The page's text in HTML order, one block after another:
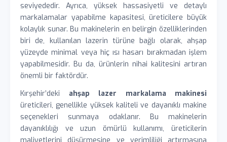
seviyededir. Ayrıca, yüksek hassasiyetli ve detaylı
markalamalar yapabilme kapasitesi, üreticilere büyük
kolaylık sunar. Bu makinelerin en belirgin özelliklerinden
biri de, kullanılan lazerin türüne bağlı olarak, ahşap
yüzeyde minimal veya hiç ısı hasarı bırakmadan işlem
yapabilmesidir. Bu da, ürünlerin nihai kalitesini artıran
önemli bir faktördür.
Kırşehir’deki ahşap lazer markalama makinesi
üreticileri, genellikle yüksek kaliteli ve dayanıklı makine
seçenekleri sunmaya odaklanır. Bu makinelerin
dayanıklılığı ve uzun ömürlü kullanımı, üreticilerin